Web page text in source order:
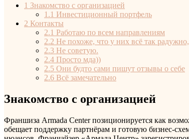
1 Знакомство с организацией
1.1 Инвестиционный портфель
2 Контакты
2.1 Работаю по всем направлениям
2.2 Не похоже, что у них всё так
2.3 Не советую.
2.4 Просто мда))
2.5 Они будто сами пишут отзывы о себе
2.6 Всё замечательно
Знакомство с организацией
Франшиза Armada Center позиционируется как
обещает поддержку партнёрам и готовую бизнес-